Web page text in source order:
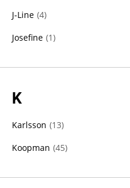
J-Line (4)
Josefine (1)
K
Karlsson (13)
Koopman (45)